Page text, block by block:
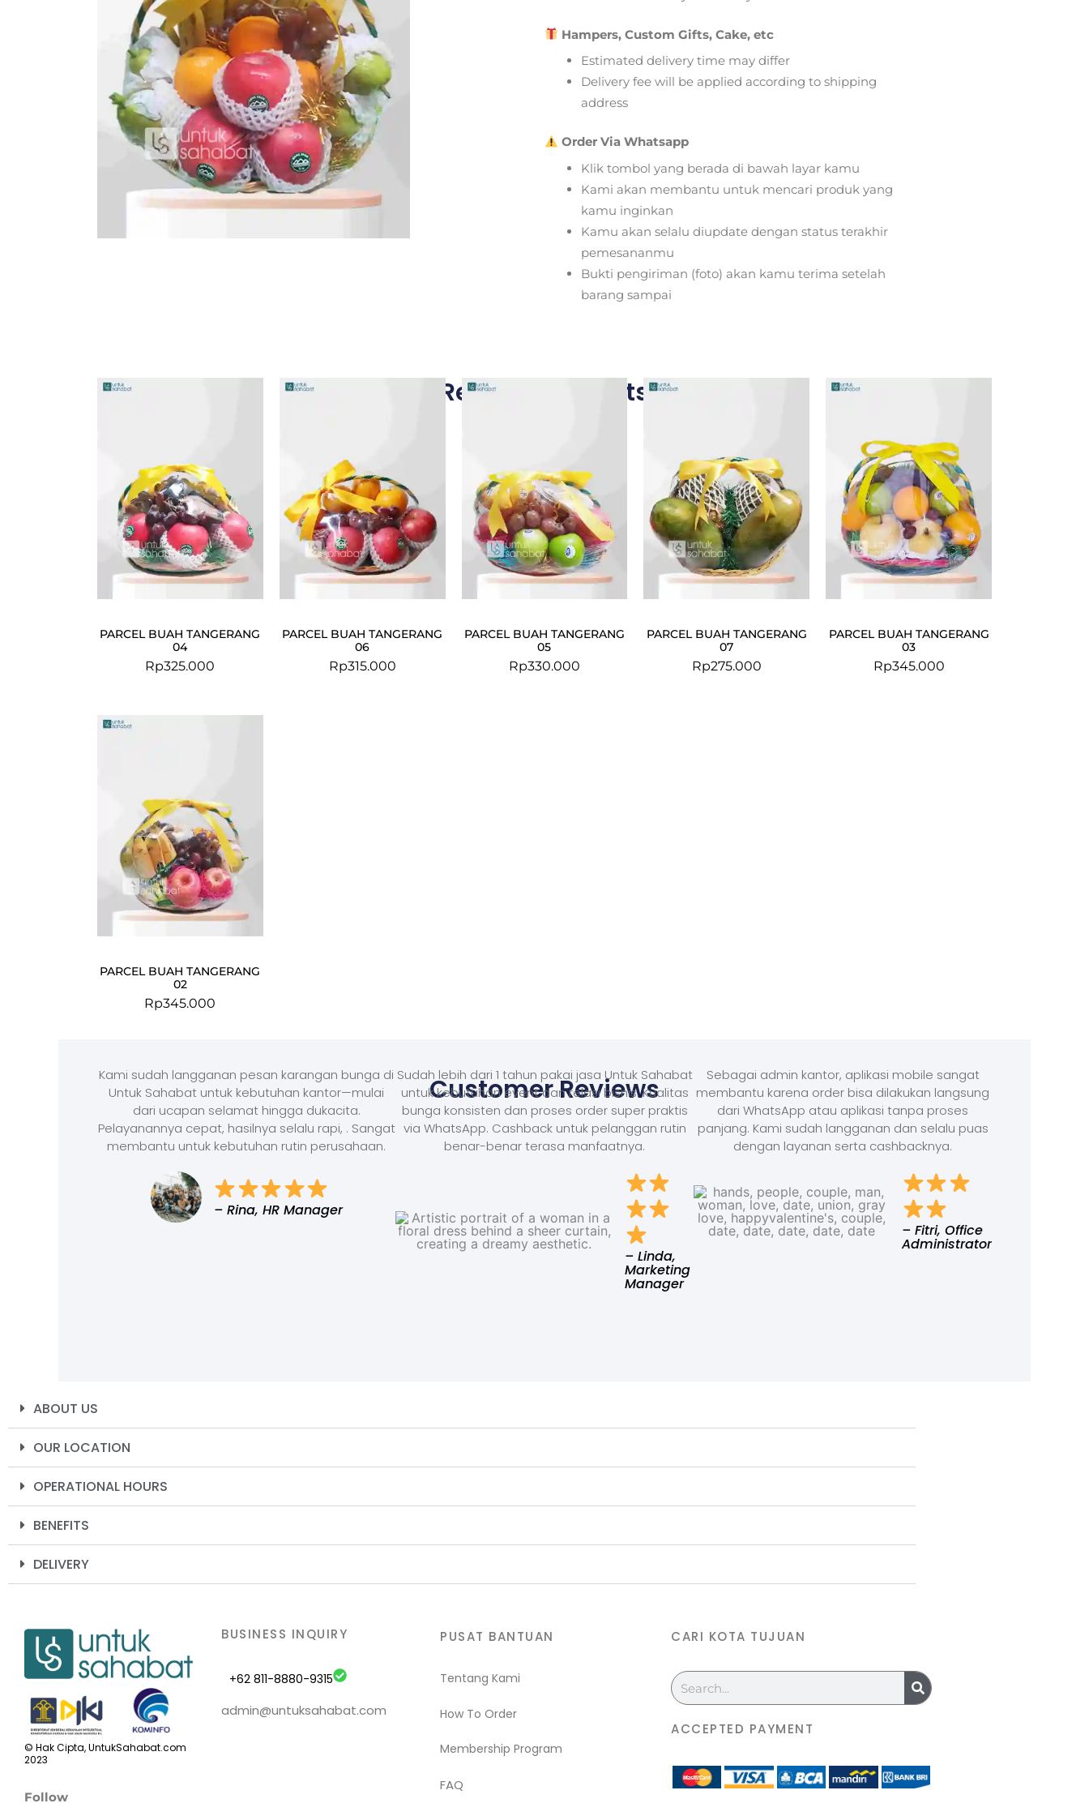
Hampers, Custom Gifts, Cake, etc
Estimated delivery time may differ
Delivery fee will be applied according to shipping
address
Order Via Whatsapp
Klik tombol yang berada di bawah layar kamu
Kami akan membantu untuk mencari produk yang
kamu inginkan
Kamu akan selalu diupdate dengan status terakhir
pemesananmu
Bukti pengiriman (foto) akan kamu terima setelah
barang sampai
Related Products
PARCEL BUAH TANGERANG
04
Rp325.000
PARCEL BUAH TANGERANG
06
Rp315.000
PARCEL BUAH TANGERANG
05
Rp330.000
PARCEL BUAH TANGERANG
07
Rp275.000
PARCEL BUAH TANGERANG
03
Rp345.000
PARCEL BUAH TANGERANG
02
Rp345.000
Customer Reviews
Kami sudah langganan pesan karangan bunga di
Untuk Sahabat untuk kebutuhan kantor—mulai
dari ucapan selamat hingga dukacita.
Pelayanannya cepat, hasilnya selalu rapi, . Sangat
membantu untuk kebutuhan rutin perusahaan.
– Rina, HR Manager
Sudah lebih dari 1 tahun pakai jasa Untuk Sahabat
untuk kebutuhan event dan relasi bisnis. Kualitas
bunga konsisten dan proses order super praktis
via WhatsApp. Cashback untuk pelanggan rutin
benar-benar terasa manfaatnya.
– Linda,
Marketing
Manager
Sebagai admin kantor, aplikasi mobile sangat
membantu karena order bisa dilakukan langsung
dari WhatsApp atau aplikasi tanpa proses
panjang. Kami sudah langganan dan selalu puas
dengan layanan serta cashbacknya.
– Fitri, Office
Administrator
ABOUT US
OUR LOCATION
OPERATIONAL HOURS
BENEFITS
DELIVERY
© Hak Cipta, UntukSahabat.com
2023
Follow
BUSINESS INQUIRY
+62 811-8880-9315
admin@untuksahabat.com
PUSAT BANTUAN
Tentang Kami
How To Order
Membership Program
FAQ
CARI KOTA TUJUAN
Search
ACCEPTED PAYMENT